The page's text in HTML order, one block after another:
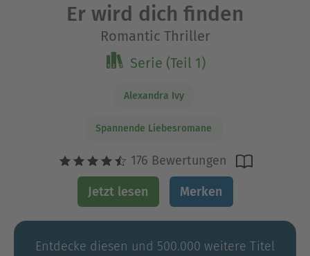
Er wird dich finden
Romantic Thriller
Serie (Teil 1)
Alexandra Ivy
Spannende Liebesromane
176 Bewertungen
Jetzt lesen Merken
Entdecke diesen und 500.000 weitere Titel